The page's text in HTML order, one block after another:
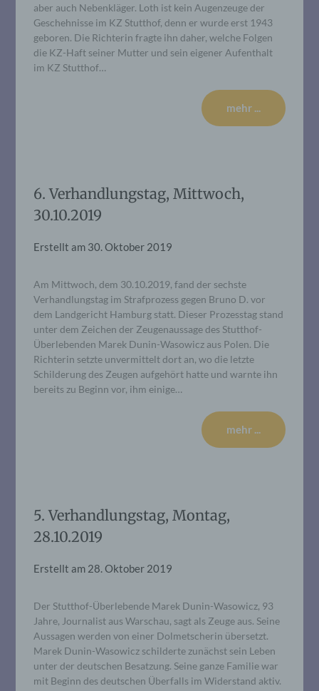
aber auch Nebenkläger. Loth ist kein Augenzeuge der
Geschehnisse im KZ Stutthof, denn er wurde erst 1943
geboren. Die Richterin fragte ihn daher, welche Folgen
die KZ-Haft seiner Mutter und sein eigener Aufenthalt
im KZ Stutthof…
mehr ...
6. Verhandlungstag, Mittwoch,
30.10.2019
Erstellt am 30. Oktober 2019
Am Mittwoch, dem 30.10.2019, fand der sechste
Verhandlungstag im Strafprozess gegen Bruno D. vor
dem Landgericht Hamburg statt. Dieser Prozesstag stand
unter dem Zeichen der Zeugenaussage des Stutthof-
Überlebenden Marek Dunin-Wasowicz aus Polen. Die
Richterin setzte unvermittelt dort an, wo die letzte
Schilderung des Zeugen aufgehört hatte und warnte ihn
bereits zu Beginn vor, ihm einige…
mehr ...
5. Verhandlungstag, Montag,
28.10.2019
Erstellt am 28. Oktober 2019
Der Stutthof-Überlebende Marek Dunin-Wasowicz, 93
Jahre, Journalist aus Warschau, sagt als Zeuge aus. Seine
Aussagen werden von einer Dolmetscherin übersetzt.
Marek Dunin-Wasowicz schilderte zunächst sein Leben
unter der deutschen Besatzung. Seine ganze Familie war
mit Beginn des deutschen Überfalls im Widerstand aktiv.